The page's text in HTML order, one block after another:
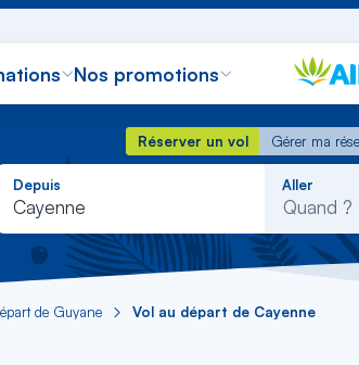
Nos promotions
Réserver un vol Gérer ma
Réserver un vol
Gérer ma
Depuis
Cayenne
Rechercher
dans
liste
Aller
de Guyane Vol au départ de Cayenne